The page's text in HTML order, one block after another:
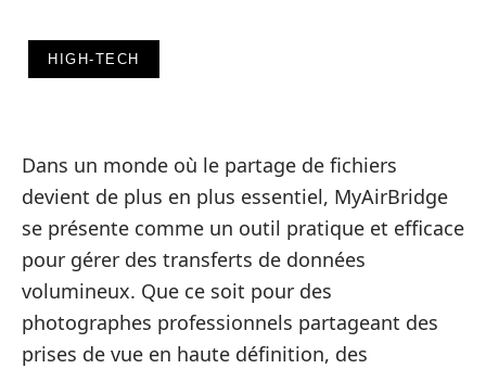
HIGH-TECH
Dans un monde où le partage de fichiers
devient de plus en plus essentiel, MyAirBridge
se présente comme un outil pratique et efficace
pour gérer des transferts de données
volumineux. Que ce soit pour des
photographes professionnels partageant des
prises de vue en haute définition, des